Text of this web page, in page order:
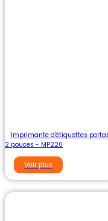
Imprimante d'étiquettes
2 pouces - MP220
Voir plus